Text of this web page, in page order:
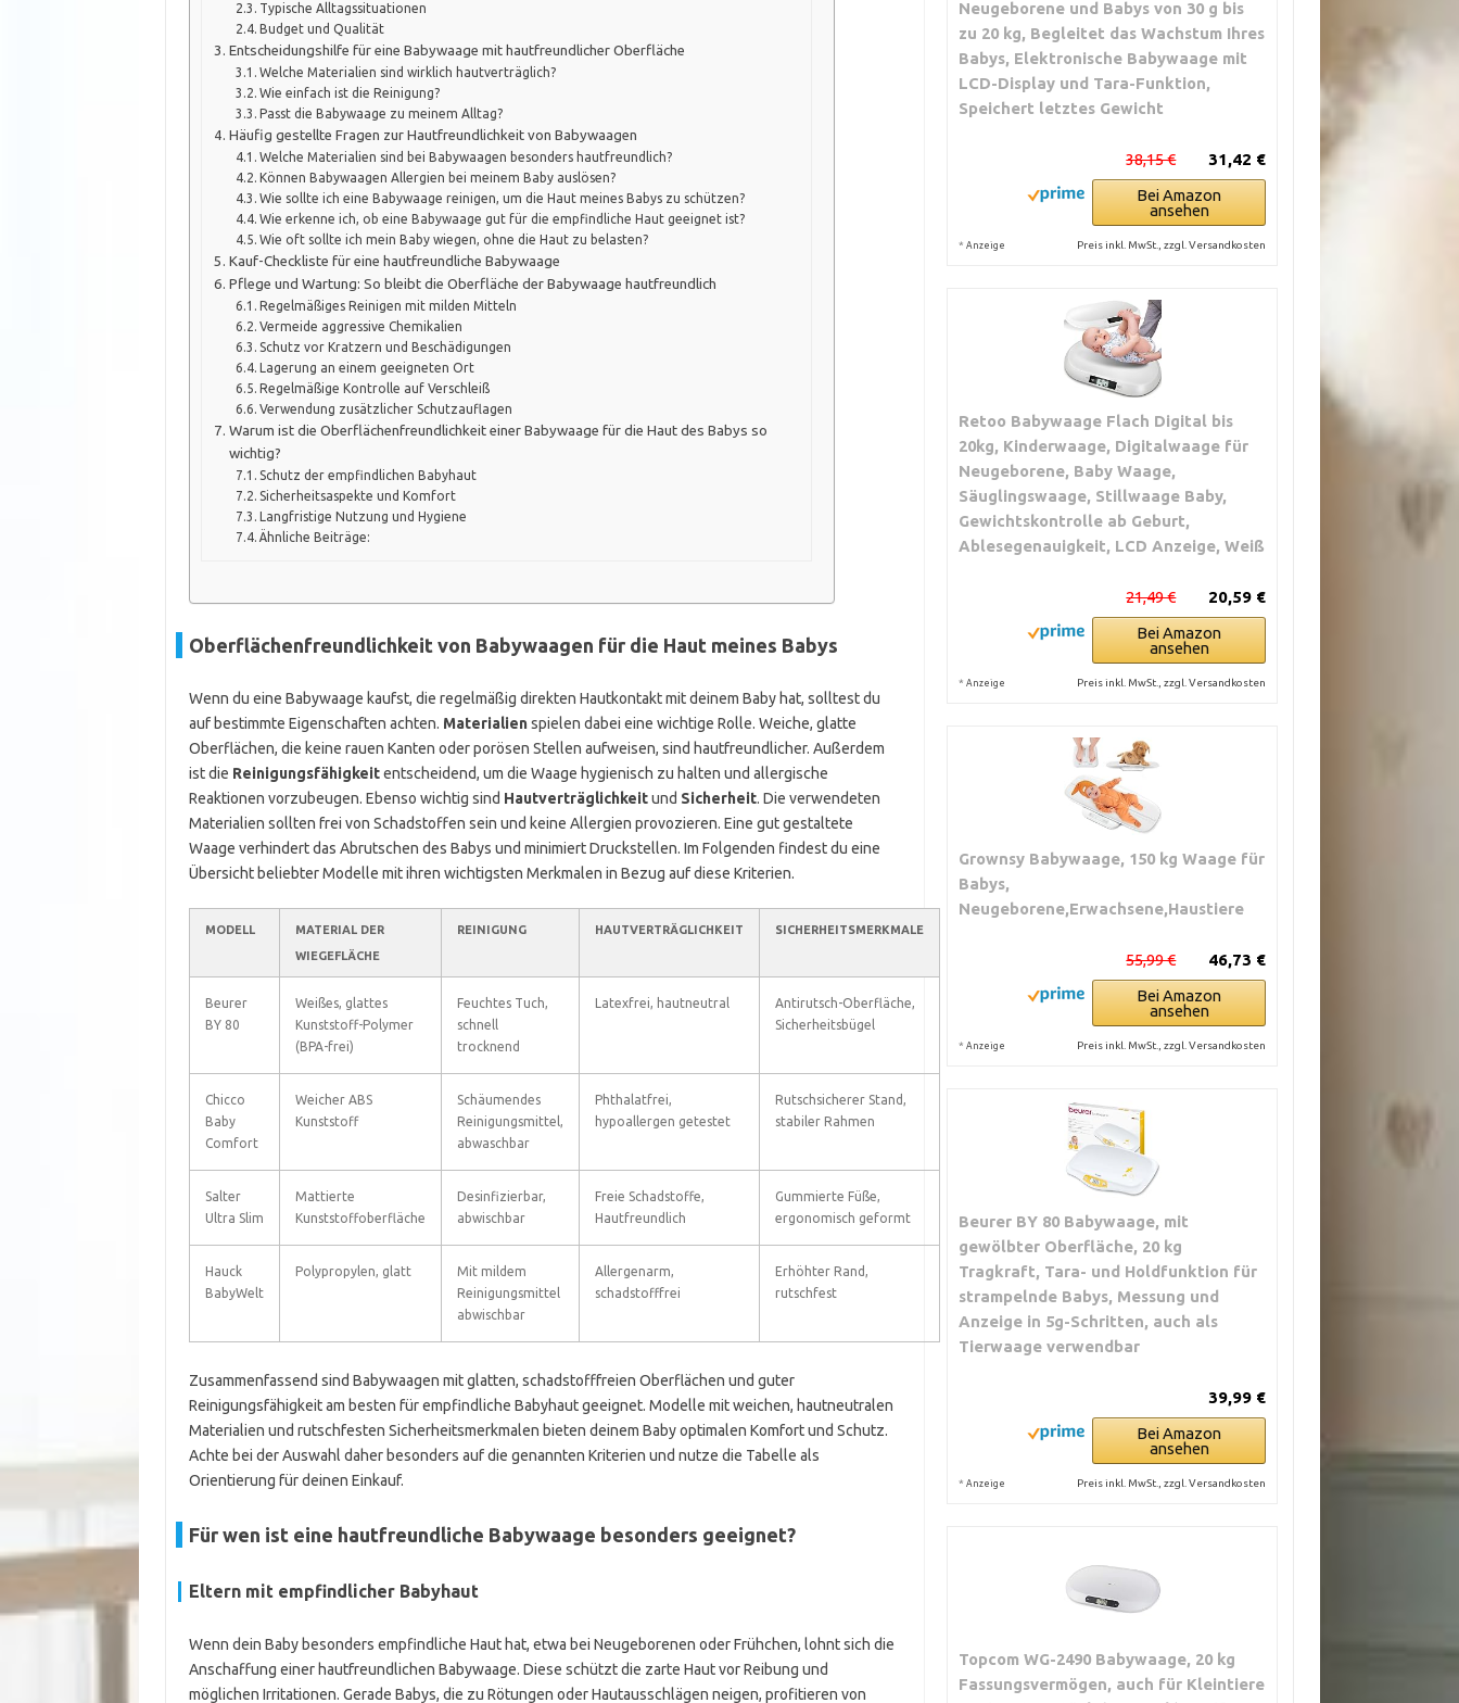
Typische Alltagssituationen
Budget und Qualität
Entscheidungshilfe für eine Babywaage mit hautfreundlicher Oberfläche
Welche Materialien sind wirklich hautverträglich?
Wie einfach ist die Reinigung?
Passt die Babywaage zu meinem Alltag?
Häufig gestellte Fragen zur Hautfreundlichkeit von Babywaagen
Welche Materialien sind bei Babywaagen besonders hautfreundlich?
Können Babywaagen Allergien bei meinem Baby auslösen?
Wie sollte ich eine Babywaage reinigen, um die Haut meines Babys zu schützen?
Wie erkenne ich, ob eine Babywaage gut für die empfindliche Haut geeignet ist?
Wie oft sollte ich mein Baby wiegen, ohne die Haut zu belasten?
Kauf-Checkliste für eine hautfreundliche Babywaage
Pflege und Wartung: So bleibt die Oberfläche der Babywaage hautfreundlich
Regelmäßiges Reinigen mit milden Mitteln
Vermeide aggressive Chemikalien
Schutz vor Kratzern und Beschädigungen
Lagerung an einem geeigneten Ort
Regelmäßige Kontrolle auf Verschleiß
Verwendung zusätzlicher Schutzauflagen
Warum ist die Oberflächenfreundlichkeit einer Babywaage für die Haut des Babys so
wichtig?
Schutz der empfindlichen Babyhaut
Sicherheitsaspekte und Komfort
Langfristige Nutzung und Hygiene
Ähnliche Beiträge:
Oberflächenfreundlichkeit von Babywaagen für die Haut meines Babys
Wenn du eine Babywaage kaufst, die regelmäßig direkten Hautkontakt mit deinem Baby hat, solltest du
auf bestimmte Eigenschaften achten. Materialienspielen dabei eine wichtige Rolle. Weiche, glatte
Oberflächen, die keine rauen Kanten oder porösen Stellen aufweisen, sind hautfreundlicher. Außerdem
ist die Reinigungsfähigkeitentscheidend, um die Waage hygienisch zu halten und allergische
Reaktionen vorzubeugen. Ebenso wichtig sind Hautverträglichkeitund Sicherheit. Die verwendeten
Materialien sollten frei von Schadstoffen sein und keine Allergien provozieren. Eine gut gestaltete
Waage verhindert das Abrutschen des Babys und minimiert Druckstellen. Im Folgenden findest du eine
Übersicht beliebter Modelle mit ihren wichtigsten Merkmalen in Bezug auf diese Kriterien.
MODELL
MATERIAL DER
WIEGEFLÄCHE
REINIGUNG HAUTVERTRÄGLICHKEIT SICHERHEITSMERKMALE
Beurer
BY 80
Weißes, glattes
Kunststoff-Polymer
(BPA-frei)
Feuchtes Tuch,
schnell
trocknend
Latexfrei, hautneutral
Antirutsch-Oberfläche,
Sicherheitsbügel
Chicco
Baby
Comfort
Weicher ABS
Kunststoff
Schäumendes
Reinigungsmittel,
abwaschbar
Phthalatfrei,
hypoallergen getestet
Rutschsicherer Stand,
stabiler Rahmen
Salter
Ultra Slim
Mattierte
Kunststoffoberfläche
Desinfizierbar,
abwischbar
Freie Schadstoffe,
Hautfreundlich
Gummierte Füße,
ergonomisch geformt
Hauck
BabyWelt
Polypropylen, glatt
Mit mildem
Reinigungsmittel
abwischbar
Allergenarm,
schadstofffrei
Erhöhter Rand,
rutschfest
Zusammenfassend sind Babywaagen mit glatten, schadstofffreien Oberflächen und guter
Reinigungsfähigkeit am besten für empfindliche Babyhaut geeignet. Modelle mit weichen, hautneutralen
Materialien und rutschfesten Sicherheitsmerkmalen bieten deinem Baby optimalen Komfort und Schutz.
Achte bei der Auswahl daher besonders auf die genannten Kriterien und nutze die Tabelle als
Orientierung für deinen Einkauf.
Für wen ist eine hautfreundliche Babywaage besonders geeignet?
Eltern mit empfindlicher Babyhaut
Wenn dein Baby besonders empfindliche Haut hat, etwa bei Neugeborenen oder Frühchen, lohnt sich die
Anschaffung einer hautfreundlichen Babywaage. Diese schützt die zarte Haut vor Reibung und
möglichen Irritationen. Gerade Babys, die zu Rötungen oder Hautausschlägen neigen, profitieren von
Neugeborene und Babys von 30 g bis
zu 20 kg, Begleitet das Wachstum Ihres
Babys, Elektronische Babywaage mit
LCD-Display und Tara-Funktion,
Speichert letztes Gewicht
31,42 €
38,15 €
Bei Amazon
ansehen
* Anzeige Preis inkl. MwSt., zzgl. Versandkosten
Retoo Babywaage Flach Digital bis
20kg, Kinderwaage, Digitalwaage für
Neugeborene, Baby Waage,
Säuglingswaage, Stillwaage Baby,
Gewichtskontrolle ab Geburt,
Ablesegenauigkeit, LCD Anzeige, Weiß
20,59 €
21,49 €
Bei Amazon
ansehen
* Anzeige Preis inkl. MwSt., zzgl. Versandkosten
Grownsy Babywaage, 150 kg Waage für
Babys,
Neugeborene,Erwachsene,Haustiere
46,73 €
55,99 €
Bei Amazon
ansehen
* Anzeige Preis inkl. MwSt., zzgl. Versandkosten
Beurer BY 80 Babywaage, mit
gewölbter Oberfläche, 20 kg
Tragkraft, Tara- und Holdfunktion für
strampelnde Babys, Messung und
Anzeige in 5g-Schritten, auch als
Tierwaage verwendbar
39,99 €
Bei Amazon
ansehen
* Anzeige Preis inkl. MwSt., zzgl. Versandkosten
Topcom WG-2490 Babywaage, 20 kg
Fassungsvermögen, auch für Kleintiere